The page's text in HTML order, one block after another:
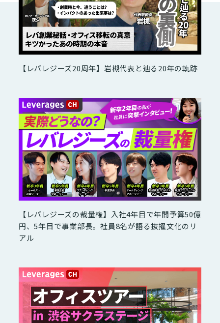
【レバレジーズ20周年】岩槻代表と辿る20年の軌跡
【レバレジーズの裁量権】入社4年目で年間予算50億
円、5年目で事業部長。社員8名が語る抜擢文化のリ
アル